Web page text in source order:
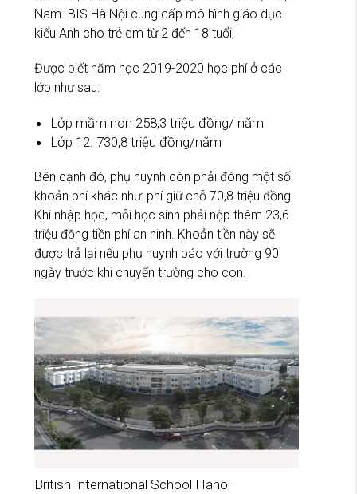
Nam. BIS Hà Nội cung cấp mô hình giáo dục
kiểu Anh cho trẻ em từ 2 đến 18 tuổi,
Được biết năm học 2019-2020 học phí ở các
lớp như sau:
Lớp mầm non 258,3 triệu đồng/ năm
Lớp 12: 730,8 triệu đồng/năm
Bên cạnh đó, phụ huynh còn phải đóng một số
khoản phí khác như: phí giữ chỗ 70,8 triệu đồng.
Khi nhập học, mỗi học sinh phải nộp thêm 23,6
triệu đồng tiền phí an ninh. Khoản tiền này sẽ
được trả lại nếu phụ huynh báo với trường 90
ngày trước khi chuyển trường cho con.
British International School Hanoi